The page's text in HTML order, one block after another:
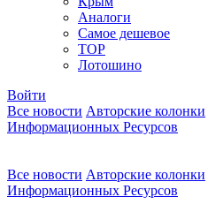
Аналоги
Самое дешевое
TOP
Лотошино
Войти
Все новости Авторские колонки
Информационных Ресурсов
Все новости Авторские колонки
Информационных Ресурсов